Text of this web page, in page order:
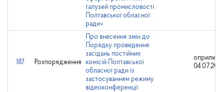
галузей промисловості
Полтавської обласної
ради»
187 Розпорядження
Про внесення змін до
Порядку проведення
засідань постійних
комісій Полтавської
обласної ради із
застосуванням режиму
відеоконференції